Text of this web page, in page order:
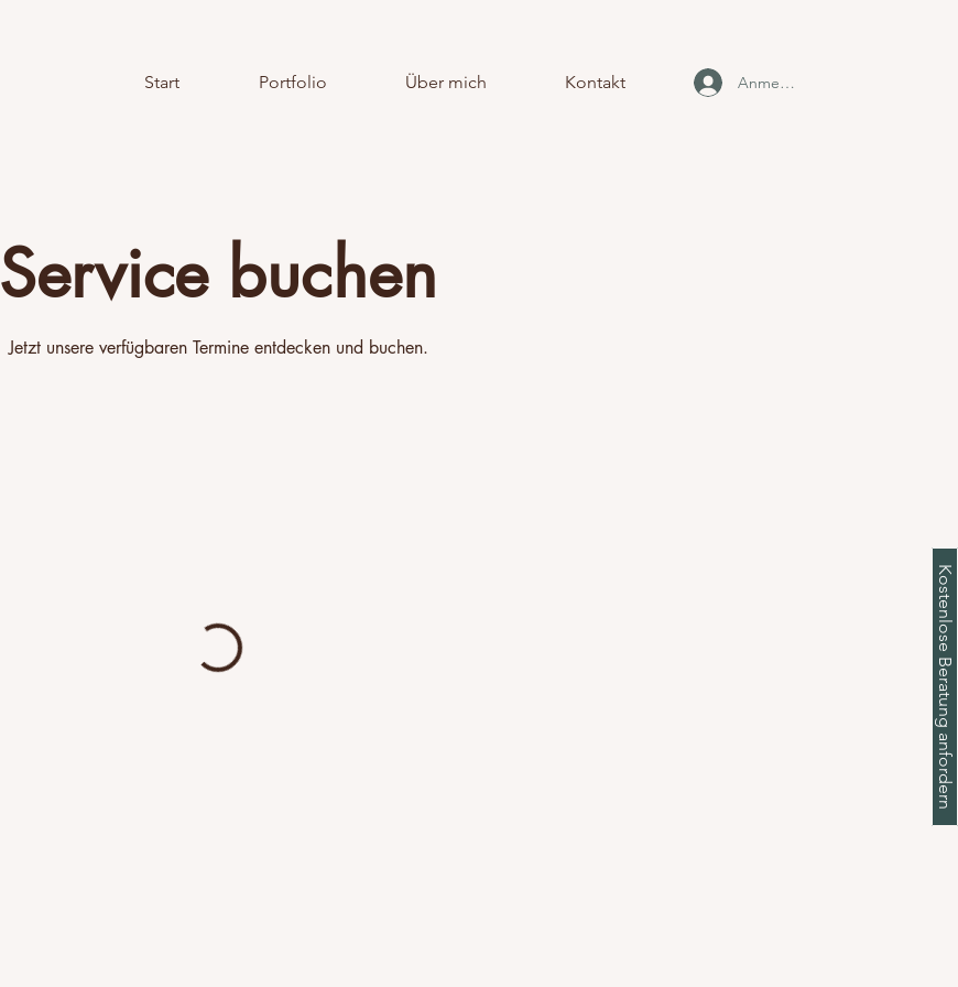
Start Portfolio Über mich Kontakt Anmelden
Kostenlose Beratung anfordern
Service buchen
Jetzt unsere verfügbaren Termine entdecken und buchen.